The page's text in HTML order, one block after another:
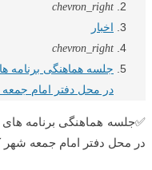
chevron_right
اخبار
chevron_right
جلسه هماهنگی برنامه
در محل دفتر امام
✅جلسه هماهنگی برنامه
در محل دفتر امام جمعه شهر